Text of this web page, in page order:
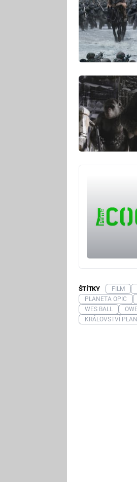
ŠTÍTKY FILM
PLANETA OPIC
WES BALL
KRÁLOVSTVÍ